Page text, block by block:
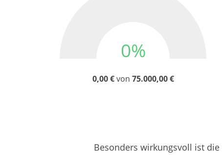
0%
0,00 €von 75.000,00 €
Besonders wirkungsvoll ist die